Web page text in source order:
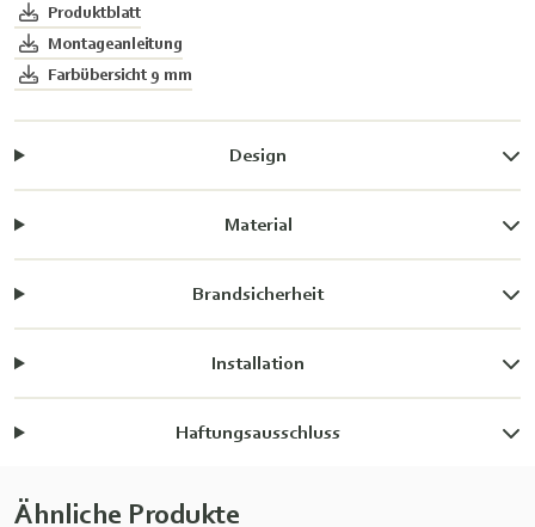
Produktblatt
Montageanleitung
Farbübersicht 9 mm
Design
Material
Brandsicherheit
Installation
Haftungsausschluss
Ähnliche Produkte